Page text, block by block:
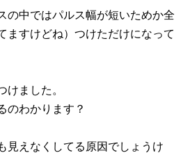
の中ではパルス幅が短いためか全
ますけどね）つけただけになって
けました。
のわかります？
見えなくしてる原因でしょうけ